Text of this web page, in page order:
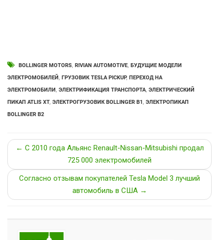
BOLLINGER MOTORS, RIVIAN AUTOMOTIVE, БУДУЩИЕ МОДЕЛИ
ЭЛЕКТРОМОБИЛЕЙ, ГРУЗОВИК TESLA PICKUP, ПЕРЕХОД НА
ЭЛЕКТРОМОБИЛИ, ЭЛЕКТРИФИКАЦИЯ ТРАНСПОРТА, ЭЛЕКТРИЧЕСКИЙ
ПИКАП ATLIS XT, ЭЛЕКТРОГРУЗОВИК BOLLINGER B1, ЭЛЕКТРОПИКАП
BOLLINGER B2
← С 2010 года Альянс Renault-Nissan-Mitsubishi продал
725 000 электромобилей
Согласно отзывам покупателей Tesla Model 3 лучший
автомобиль в США →